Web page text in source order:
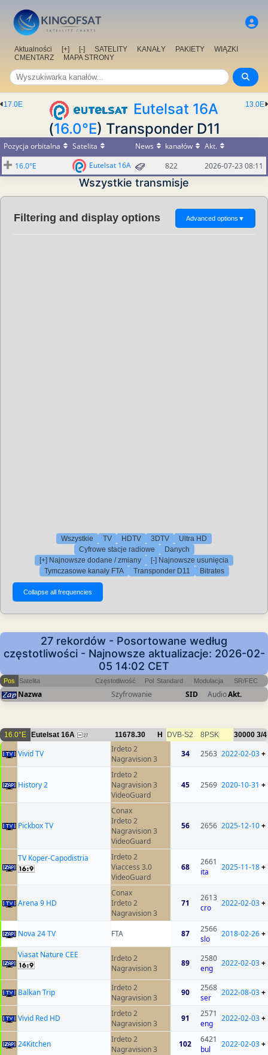
Aktualności [+] [-] SATELITY KANAŁY PAKIETY
WIĄZKI
CMENTARZ
MAPA STRONY
13.0E
17.0E
Eutelsat 16A
(16.0°E) Transponder D11
Pozycja orbitalna Satelita News kanałów
Akt.
16.0°E
Eutelsat 16A 822 2026-07-23 08:11
Wszystkie transmisje
Filtering and display options Advanced options ▼
Wszystkie TV HDTV 3DTV
Ultra HD
Cyfrowe stacje radiowe
Danych
[+] Najnowsze dodane / zmiany
[-] Najnowsze usunięcia
Tymczasowe kanały FTA
Transponder D11 Bitrates
27 rekordów - Posortowane według
częstotliwości - Najnowsze aktualizacje: 2026-02-
05 14:02 CET
Pos Satelita Częstotliwość Pol Standard Modulacja SR/FEC
Nazwa Szyfrowanie SID AudioAkt.
16.0°E Eutelsat 16A 27 11678.30 H DVB-S2 8PSK 30000 3/4
Vivid TV
Irdeto 2
Nagravision 3
34 2563 2022-02-03+
History 2
Irdeto 2
Nagravision 3
VideoGuard
45 2569 2020-10-31 +
Pickbox TV
Conax
Irdeto 2
Nagravision 3
VideoGuard
56 2656 2025-12-10+
TV Koper-Capodistria
Irdeto 2
Viaccess 3.0
VideoGuard
68
2661
ita
2025-11-18+
Arena 9 HD
Conax
Irdeto 2
Nagravision 3
71
2613
cro
2022-02-03+
Nova 24 TV FTA 87
2566
slo
2018-02-26+
Viasat Nature CEE
Irdeto 2
Nagravision 3
89
2580
eng
2022-02-03+
Balkan Trip
Irdeto 2
Nagravision 3
90
2568
ser
2022-08-03+
Vivid Red HD
Irdeto 2
Nagravision 3
91
2571
eng
2022-02-03+
24Kitchen
Irdeto 2
Nagravision 3
102
6421
bul
2022-02-03+